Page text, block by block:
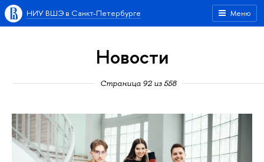
Меню
НИУ ВШЭ в Санкт-Петербурге
Новости
Страница 92 из 558